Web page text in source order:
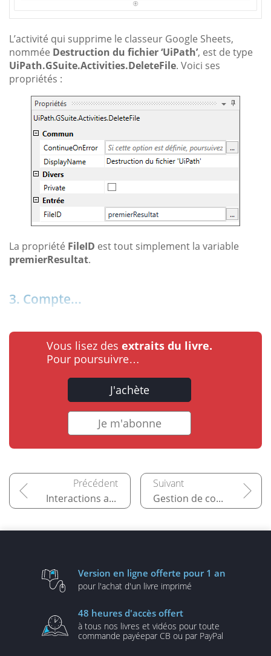
L’activité qui supprime le classeur Google Sheets,
nommée Destruction du fichier ‘UiPath’, est de type
UiPath.GSuite.Activities.DeleteFile. Voici ses
propriétés :
La propriété FileID est tout simplement la variable
premierResultat.
3. Compte...
Vous lisez des extraits du livre.
Pour poursuivre…
J'achète
Je m'abonne
Interactions avec Microsoft SQL Server Azure Gestion de courriels sous Microsoft Outlook
Version en ligne offerte pour 1 an
pour l'achat d'un livre imprimé
48 heures d'accès offert
à tous nos livres et vidéos pour toute
commande payéepar CB ou par PayPal